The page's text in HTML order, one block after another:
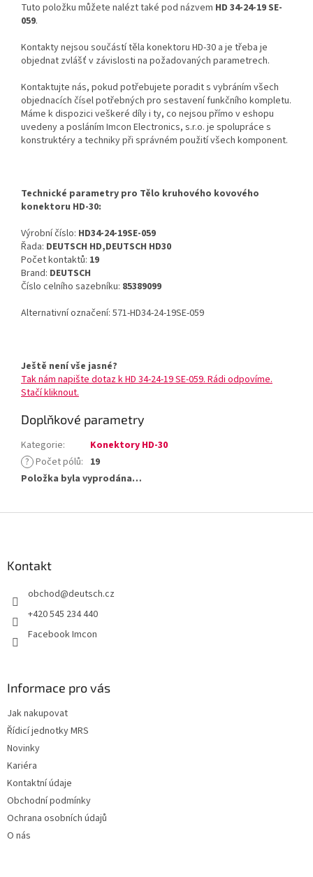
Tuto položku můžete nalézt také pod názvem HD 34-24-19 SE-
059.
Kontakty nejsou součástí těla konektoru HD-30 a je třeba je
objednat zvlášť v závislosti na požadovaných parametrech.
Kontaktujte nás, pokud potřebujete poradit s vybráním všech
objednacích čísel potřebných pro sestavení funkčního kompletu.
Máme k dispozici veškeré díly i ty, co nejsou přímo v eshopu
uvedeny a posláním Imcon Electronics, s.r.o. je spolupráce s
konstruktéry a techniky při správném použití všech komponent.
Technické parametry pro Tělo kruhového kovového
konektoru HD-30:
Výrobní číslo: HD34-24-19SE-059
Řada: DEUTSCH HD,DEUTSCH HD30
Počet kontaktů: 19
Brand: DEUTSCH
Číslo celního sazebníku: 85389099
Alternativní označení: 571-HD34-24-19SE-059
Ještě není vše jasné?
Tak nám napište dotaz k HD 34-24-19 SE-059. Rádi odpovíme.
Stačí kliknout.
Doplňkové parametry
Kategorie:
Konektory HD-30
? Počet pólů: 19
Položka byla vyprodána…
Kontakt
obchod@deutsch.cz
+420 545 234 440
Facebook Imcon
Informace pro vás
Jak nakupovat
Řídicí jednotky MRS
Novinky
Kariéra
Kontaktní údaje
Obchodní podmínky
Ochrana osobních údajů
O nás